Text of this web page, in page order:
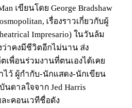
เขียนโดย George Bradshaw
เรื่องราวเกี่ยวกับผู้
Impresario) ในวันล้ม
าคงมีชีวิตอีกไม่นาน ส่ง
เพื่อนร่วมงานที่ตนเองได้เคย
าไว้ ผู้กำกับ-นักแสดง-นักเขียน
ดาลใจจาก Jed Harris
ะคอนเวทีชื่อดัง